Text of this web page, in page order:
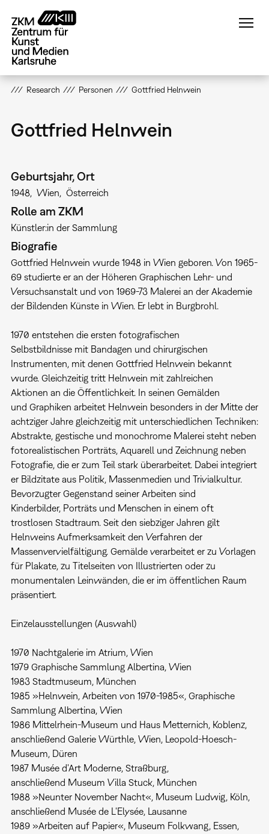
zum
Inhalt
Research Personen Gottfried Helnwein
Gottfried Helnwein
Geburtsjahr, Ort
1948 Wien Österreich
Rolle am ZKM
Künstler:in der Sammlung
Biografie
Gottfried Helnwein wurde 1948 in Wien geboren. Von 1965-
69 studierte er an der Höheren Graphischen Lehr- und
Versuchsanstalt und von 1969-73 Malerei an der Akademie
der Bildenden Künste in Wien. Er lebt in Burgbrohl.
1970 entstehen die ersten fotografischen
Selbstbildnisse mit Bandagen und chirurgischen
Instrumenten, mit denen Gottfried Helnwein bekannt
wurde. Gleichzeitig tritt Helnwein mit zahlreichen
Aktionen an die Öffentlichkeit. In seinen Gemälden
und Graphiken arbeitet Helnwein besonders in der Mitte der
achtziger Jahre gleichzeitig mit unterschiedlichen Techniken:
Abstrakte, gestische und monochrome Malerei steht neben
fotorealistischen Porträts, Aquarell und Zeichnung neben
Fotografie, die er zum Teil stark überarbeitet. Dabei integriert
er Bildzitate aus Politik, Massenmedien und Trivialkultur.
Bevorzugter Gegenstand seiner Arbeiten sind
Kinderbilder, Porträts und Menschen in einem oft
trostlosen Stadtraum. Seit den siebziger Jahren gilt
Helnweins Aufmerksamkeit den Verfahren der
Massenvervielfältigung. Gemälde verarbeitet er zu Vorlagen
für Plakate, zu Titelseiten von Illustrierten oder zu
monumentalen Leinwänden, die er im öffentlichen Raum
präsentiert.
Einzelausstellungen (Auswahl)
1970 Nachtgalerie im Atrium, Wien
1979 Graphische Sammlung Albertina, Wien
1983 Stadtmuseum, München
1985 »Helnwein, Arbeiten von 1970-1985«, Graphische
Sammlung Albertina, Wien
1986 Mittelrhein-Museum und Haus Metternich, Koblenz,
anschließend Galerie Würthle, Wien, Leopold-Hoesch-
Museum, Düren
1987 Musée d'Art Moderne, Straßburg,
anschließend Museum Villa Stuck, München
1988 »Neunter November Nacht«, Museum Ludwig, Köln,
anschließend Musée de L'Elysée, Lausanne
1989 »Arbeiten auf Papier«, Museum Folkwang, Essen,